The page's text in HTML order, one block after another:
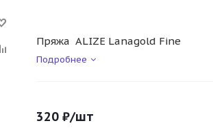
Пряжа ALIZE Lanagold Fine
Подробнее
320 ₽/шт